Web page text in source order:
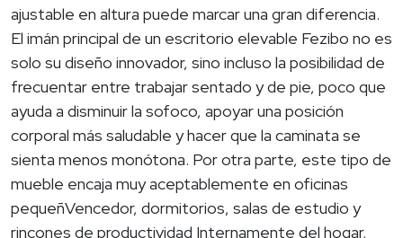
ajustable en altura puede marcar una gran diferencia.
El imán principal de un escritorio elevable Fezibo no es
solo su diseño innovador, sino incluso la posibilidad de
frecuentar entre trabajar sentado y de pie, poco que
ayuda a disminuir la sofoco, apoyar una posición
corporal más saludable y hacer que la caminata se
sienta menos monótona. Por otra parte, este tipo de
mueble encaja muy aceptablemente en oficinas
pequeñVencedor, dormitorios, salas de estudio y
rincones de productividad Internamente del hogar,